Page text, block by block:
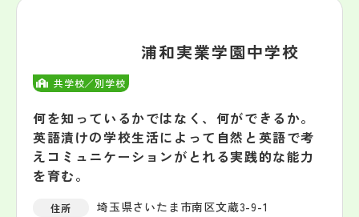
共学校／別学校
浦和実業学園中学校
何を知っているかではなく、何ができるか。
英語漬けの学校生活によって自然と英語で考
えコミュニケーションがとれる実践的な能力
を育む。
住所 埼玉県さいたま市南区文蔵3-9-1